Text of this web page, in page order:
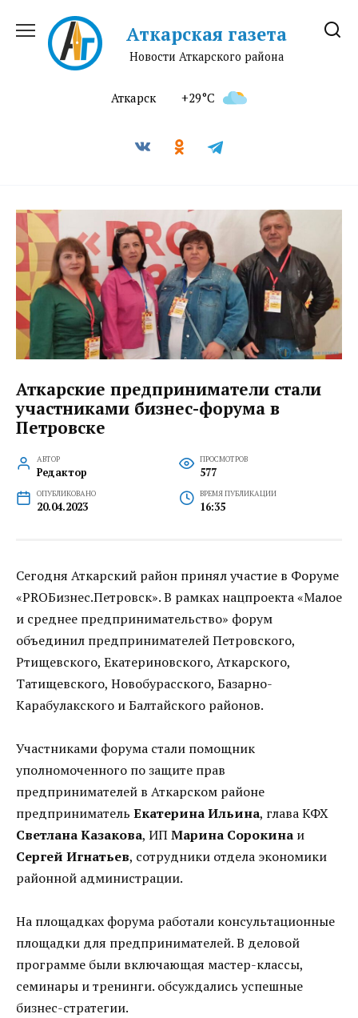
содержанию
Аткарская газета
Новости Аткарского района
Аткарск +29°C
Аткарские предприниматели стали
участниками бизнес-форума в
Петровске
АВТОР
Редактор
ПРОСМОТРОВ
577
ОПУБЛИКОВАНО
20.04.2023
ВРЕМЯ ПУБЛИКАЦИИ
16:35
Сегодня Аткарский район принял участие в Форуме
«PROБизнес.Петровск». В рамках нацпроекта «Малое
и среднее предпринимательство» форум
объединил предпринимателей Петровского,
Ртищевского, Екатериновского, Аткарского,
Татищевского, Новобурасского, Базарно-
Карабулакского и Балтайского районов.
Участниками форума стали помощник
уполномоченного по защите прав
предпринимателей в Аткарском районе
предприниматель Екатерина Ильина, глава КФХ
Светлана Казакова, ИПМарина Сорокина и
Сергей Игнатьев, сотрудники отдела экономики
районной администрации.
На площадках форума работали консультационные
площадки для предпринимателей. В деловой
программе были включающая мастер-классы,
семинары и тренинги. обсуждались успешные
бизнес-стратегии.